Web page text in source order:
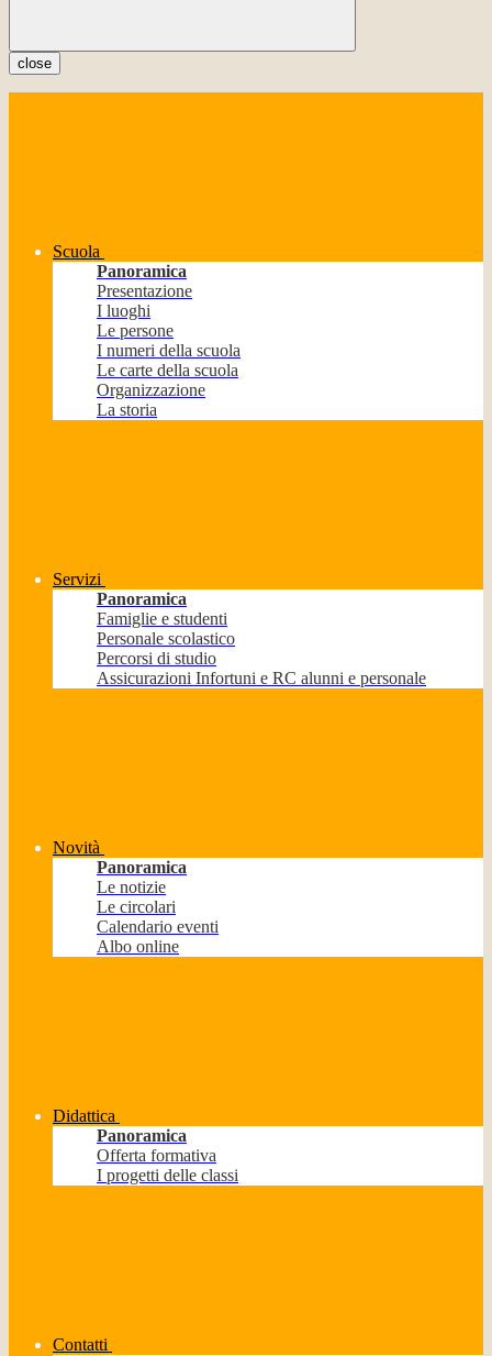
close
Scuola
Panoramica
Presentazione
I luoghi
Le persone
I numeri della scuola
Le carte della scuola
Organizzazione
La storia
Servizi
Panoramica
Famiglie e studenti
Personale scolastico
Percorsi di studio
Assicurazioni Infortuni e RC alunni e personale
Novità
Panoramica
Le notizie
Le circolari
Calendario eventi
Albo online
Didattica
Panoramica
Offerta formativa
I progetti delle classi
Contatti